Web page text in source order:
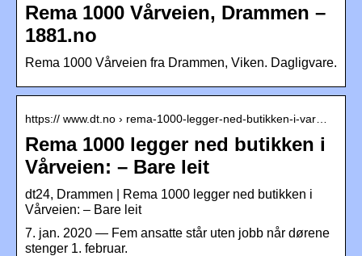
Rema 1000 Vårveien, Drammen –
1881.no
Rema 1000 Vårveien fra Drammen, Viken. Dagligvare.
https:// www.dt.no › rema-1000-legger-ned-butikken-i-var…
Rema 1000 legger ned butikken i
Vårveien: – Bare leit
dt24, Drammen | Rema 1000 legger ned butikken i
Vårveien: – Bare leit
7. jan. 2020 — Fem ansatte står uten jobb når dørene
stenger 1. februar.